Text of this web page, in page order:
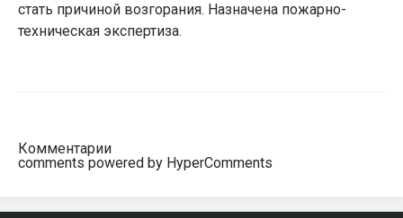
стать причиной возгорания. Назначена пожарно-
техническая экспертиза.
Комментарии
comments powered by HyperComments